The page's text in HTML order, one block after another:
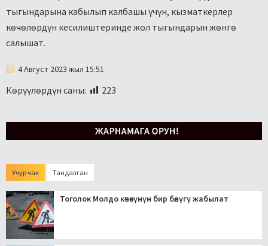
тыгындарына кабылып калбашы үчүн, кызматкерлер
көчөлөрдүн кесилиштеринде жол тыгындарын жөнгө
салышат.
4 Август 2023 жыл 15:51
Көрүүлөрдүн саны: 223
Учур чак Тандалган
Тоголок Молдо көчөсүнүн бир бөлүгү жабылат